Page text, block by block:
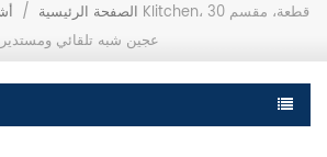
الصفحة الرئيسية /
عجين شبه تلقائي ومستدير